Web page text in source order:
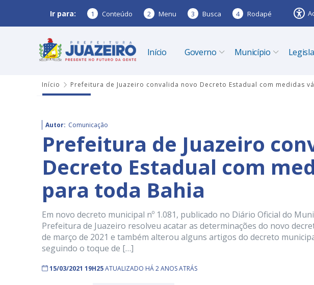
Ir para: 1 Conteúdo 2 Menu 3 Busca 4 Rodapé
Início Governo Município
Início Prefeitura de Juazeiro convalida novo Decreto Estadual com medidas
Autor: Comunicação
Prefeitura de Juazeiro
Decreto Estadual com
para toda Bahia
Em novo decreto municipal nº 1.081, publicado no Diário Oficial do
Prefeitura de Juazeiro resolveu acatar as determinações do novo
de março de 2021 e também alterou alguns artigos do decreto
seguindo o toque de […]
15/03/2021 19H25ATUALIZADO HÁ 2 ANOS ATRÁS